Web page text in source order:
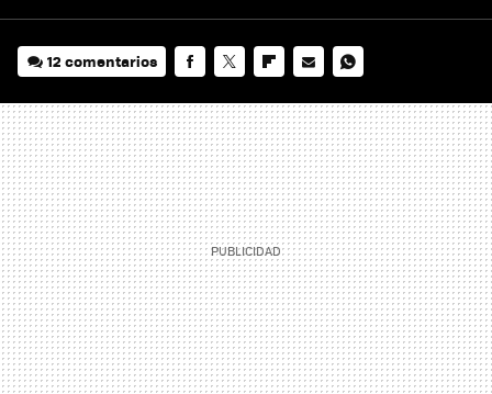
12 comentarios
MAIL